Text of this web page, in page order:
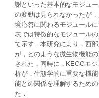
謝といった基本的なモジュ
の変動は見られなかったが
境応答に関わるモジュール
表では特徴的なモジュール
て示す．本研究により，西
が，どのような微生物機能
された．同時に，KEGGモ
析が，生態学的に重要な機
能との関係を理解するため
た．